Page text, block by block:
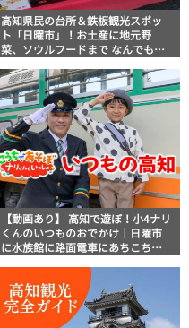
高知県民の台所＆鉄板観光スポッ
ト「日曜市」！お土産に地元野
菜、ソウルフードまで なんでもそ
説！
【動画あり】 高知で遊ぼ！小4ナリ
くんのいつものおでかけ｜日曜市
に水族館に路面電車にあちこち巡